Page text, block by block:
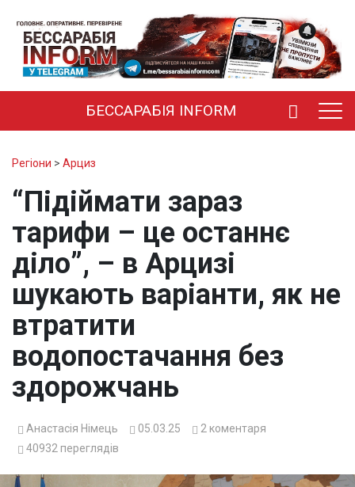
БЕССАРАБІЯ INFORM
Регіони > Арциз
“Підіймати зараз
тарифи – це останнє
діло”, – в Арцизі
шукають варіанти, як не
втратити
водопостачання без
здорожчань
Анастасія Німець 05.03.25 2 коментаря
40932 переглядів